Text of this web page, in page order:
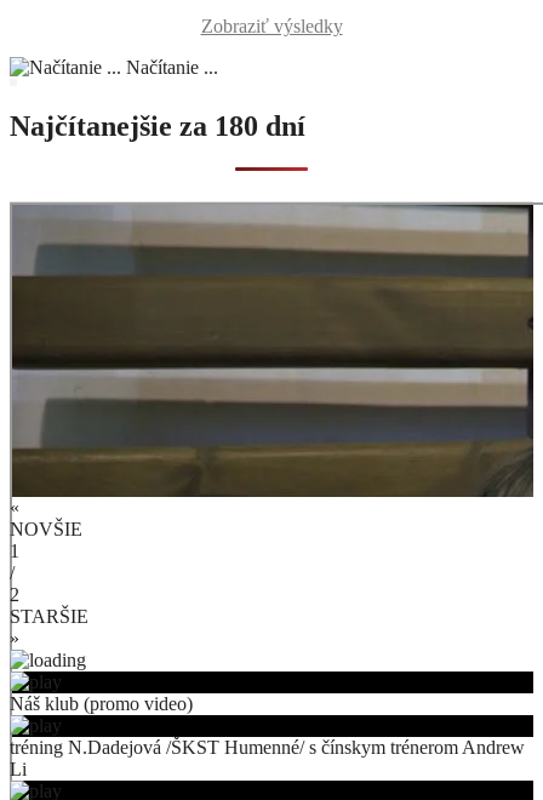
Zobraziť výsledky
Načítanie ...
Najčítanejšie za 180 dní
«
NOVŠIE
1
/
2
STARŠIE
»
Náš klub (promo video)
tréning N.Dadejová /ŠKST Humenné/ s čínskym trénerom Andrew
Li